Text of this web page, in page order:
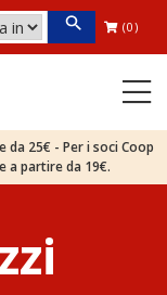
(0)
25€ - Per i soci Coop
a partire da 19€.